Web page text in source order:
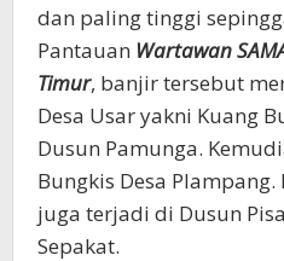
dan paling tinggi
Pantauan Wartawan
Timur, banjir tersebut
Desa Usar yakni Kuang
Dusun Pamunga.
Bungkis Desa
juga terjadi di Dusun
Sepakat.